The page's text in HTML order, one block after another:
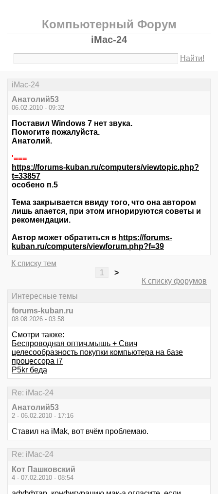
Компьютерный Форум
iMac-24
Найти!
iMac-24
Анатолий53
06.02.2010 - 09:32
Поставил Windows 7 нет звука.
Помогите пожалуйста.
Анатолий.
'===
https://forums-kuban.ru/computers/viewtopic.php?
t=33857
особено п.5
Тема закрывается ввиду того, что она автором
лишь апается, при этом игнорируются советы и
рекомендации.
Автор может обратиться в https://forums-
kuban.ru/computers/viewforum.php?f=39
К списку тем
1
>
К списку форумов
Интересные темы
forums-kuban.ru
08.08.2026 - 03:58
Смотри также:
Беспроводная оптич.мышь + Свич
целесообразность покупки компьютера на базе
процессора i7
P5kr беда
Re: iMac-24
Анатолий53
2 - 06.02.2010 - 17:16
Ставил на iMak, вот вчём проблемаю.
Re: iMac-24
Кот Пашковский
4 - 07.02.2010 - 08:54